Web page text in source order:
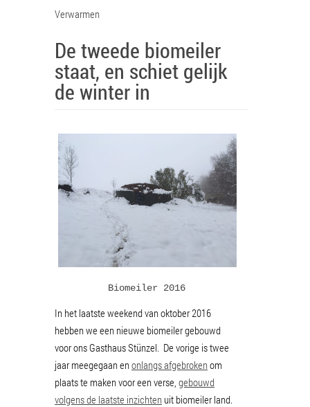
Verwarmen
De tweede biomeiler
staat, en schiet gelijk
de winter in
Biomeiler 2016
In het laatste weekend van oktober 2016
hebben we een nieuwe biomeiler gebouwd
voor ons Gasthaus Stünzel. De vorige is twee
jaar meegegaan enonlangs afgebroken om
plaats te maken voor een verse, gebouwd
volgens de laatste inzichten uit biomeiler land.